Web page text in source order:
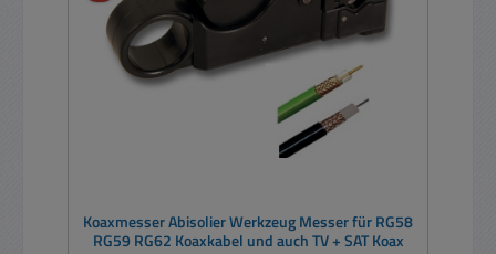
Koaxmesser Abisolier Werkzeug Messer für RG58
RG59 RG62 Koaxkabel und auch TV + SAT Koax